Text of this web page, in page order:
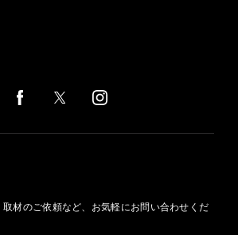
材のご依頼など、お気軽にお問い合わせくだ